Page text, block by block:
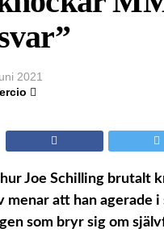
2021
Joe Schilling brutalt
menar att han agerade
som bryr sig om